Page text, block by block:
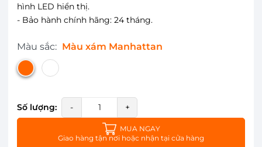
hình LED hiển thị.
- Bảo hành chính hãng: 24 tháng.
Màu sắc: Màu xám Manhattan
Số lượng: - +
MUA NGAY
Giao hàng tận nơi hoặc nhận tại cửa hàng